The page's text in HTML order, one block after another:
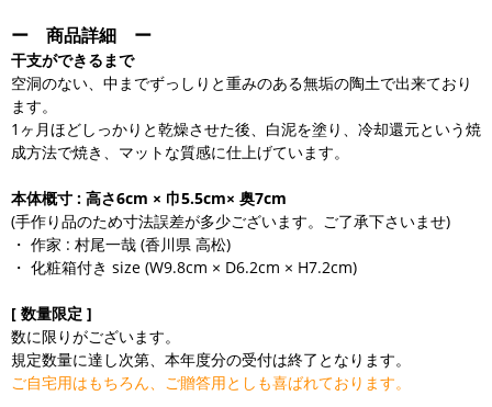
ー 商品詳細 ー
干支ができるまで
空洞のない、中までずっしりと重みのある無垢の陶土で出来ており
ます。
1ヶ月ほどしっかりと乾燥させた後、白泥を塗り、冷却還元という焼
成方法で焼き、マットな質感に仕上げています。
本体概寸 : 高さ6cm × 巾5.5cm× 奥7cm
(手作り品のため寸法誤差が多少ございます。ご了承下さいませ)
・ 作家 : 村尾一哉 (香川県 高松)
・ 化粧箱付き size (W9.8cm × D6.2cm × H7.2cm)
[ 数量限定 ]
数に限りがございます。
規定数量に達し次第、本年度分の受付は終了となります。
ご自宅用はもちろん、ご贈答用としも喜ばれております。